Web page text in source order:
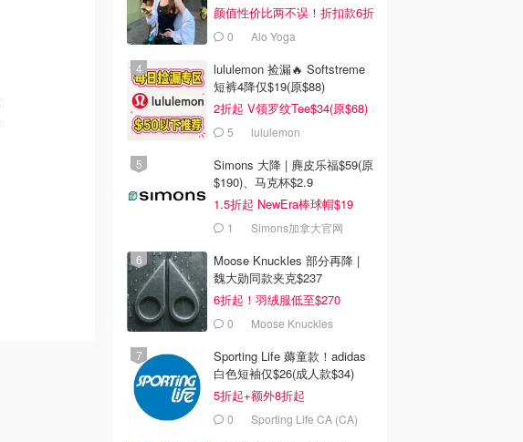
颜值性价比两不误！折扣款6折
起 0 Alo Yoga
lululemon 捡漏🔥 Softstreme
短裤4降仅$19(原$88)
2折起 V领罗纹Tee$34(原$68)
5 lululemon
Simons 大降 | 麂皮乐福$59(原
$190)、马克杯$2.9
1.5折起 NewEra棒球帽$19
1 Simons加拿大官网
Moose Knuckles 部分再降 |
魏大勋同款夹克$237
6折起！羽绒服低至$270
0 Moose Knuckles
Sporting Life 薅童款！adidas
白色短袖仅$26(成人款$34)
5折起+额外8折起
0 Sporting Life CA (CA)